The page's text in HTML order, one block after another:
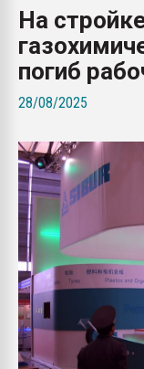
На
погиб
28/08/2025